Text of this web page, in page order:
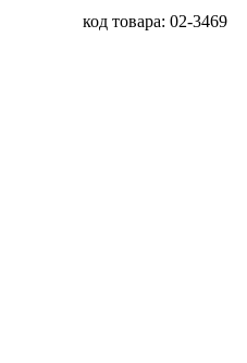
код товара: 02-3469